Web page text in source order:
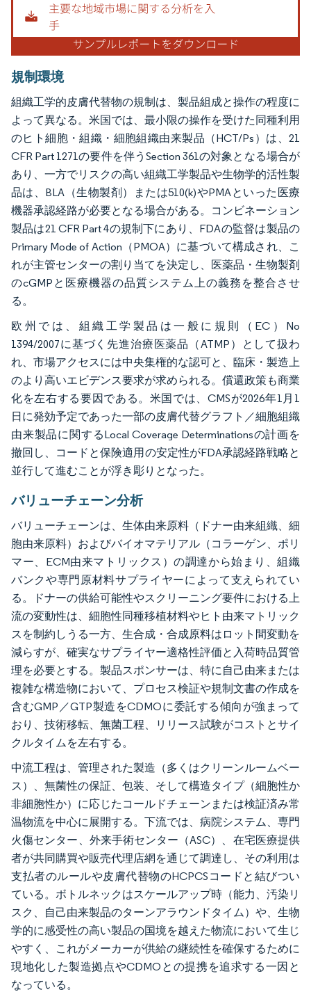
規制環境
組織工学的皮膚代替物の規制は、製品組成と操作の程度に
よって異なる。米国では、最小限の操作を受けた同種利用
のヒト細胞・組織・細胞組織由来製品（HCT/Ps）は、21
CFR Part 1271の要件を伴うSection 361の対象となる場合が
あり、一方でリスクの高い組織工学製品や生物学的活性製
品は、BLA（生物製剤）または510(k)やPMAといった医療
機器承認経路が必要となる場合がある。コンビネーション
製品は21 CFR Part 4の規制下にあり、FDAの監督は製品の
Primary Mode of Action（PMOA）に基づいて構成され、こ
れが主管センターの割り当てを決定し、医薬品・生物製剤
のcGMPと医療機器の品質システム上の義務を整合させ
る。
欧州では、組織工学製品は一般に規則（EC）No
1394/2007に基づく先進治療医薬品（ATMP）として扱わ
れ、市場アクセスには中央集権的な認可と、臨床・製造上
のより高いエビデンス要求が求められる。償還政策も商業
化を左右する要因である。米国では、CMSが2026年1月1
日に発効予定であった一部の皮膚代替グラフト／細胞組織
由来製品に関するLocal Coverage Determinationsの計画を
撤回し、コードと保険適用の安定性がFDA承認経路戦略と
並行して進むことが浮き彫りとなった。
バリューチェーン分析
バリューチェーンは、生体由来原料（ドナー由来組織、細
胞由来原料）およびバイオマテリアル（コラーゲン、ポリ
マー、ECM由来マトリックス）の調達から始まり、組織
バンクや専門原材料サプライヤーによって支えられてい
る。ドナーの供給可能性やスクリーニング要件における上
流の変動性は、細胞性同種移植材料やヒト由来マトリック
スを制約しうる一方、生合成・合成原料はロット間変動を
減らすが、確実なサプライヤー適格性評価と入荷時品質管
理を必要とする。製品スポンサーは、特に自己由来または
複雑な構造物において、プロセス検証や規制文書の作成を
含むGMP／GTP製造をCDMOに委託する傾向が強まって
おり、技術移転、無菌工程、リリース試験がコストとサイ
クルタイムを左右する。
中流工程は、管理された製造（多くはクリーンルームベー
ス）、無菌性の保証、包装、そして構造タイプ（細胞性か
非細胞性か）に応じたコールドチェーンまたは検証済み常
温物流を中心に展開する。下流では、病院システム、専門
火傷センター、外来手術センター（ASC）、在宅医療提供
者が共同購買や販売代理店網を通じて調達し、その利用は
支払者のルールや皮膚代替物のHCPCSコードと結びつい
ている。ボトルネックはスケールアップ時（能力、汚染リ
スク、自己由来製品のターンアラウンドタイム）や、生物
学的に感受性の高い製品の国境を越えた物流において生じ
やすく、これがメーカーが供給の継続性を確保するために
現地化した製造拠点やCDMOとの提携を追求する一因と
なっている。